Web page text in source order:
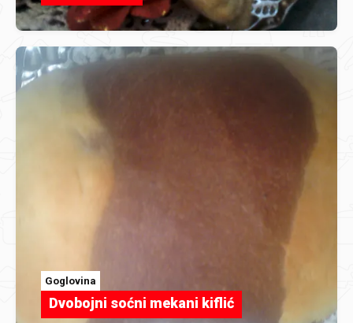
Goglovina
Dvobojni soćni mekani kiflić